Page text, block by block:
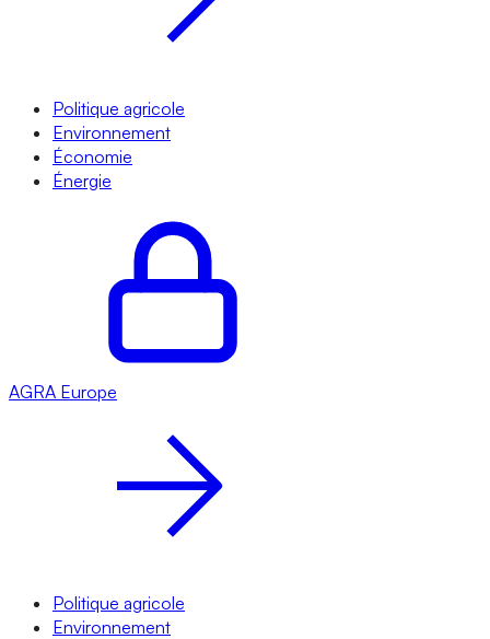
Politique agricole
Environnement
Économie
Énergie
AGRA Europe
Politique agricole
Environnement